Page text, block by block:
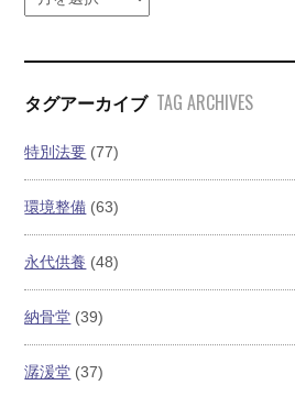
タグアーカイブ TAG ARCHIVES
特別法要 (77)
環境整備 (63)
永代供養 (48)
納骨堂 (39)
潺湲堂 (37)